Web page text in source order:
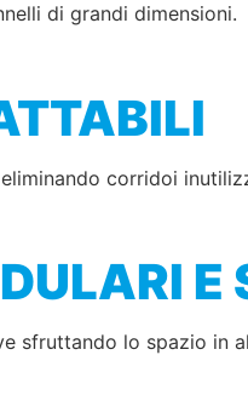
di grandi dimensioni.
corridoi
E
sfruttando lo spazio in